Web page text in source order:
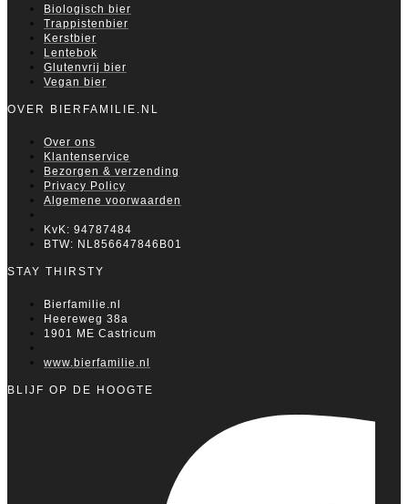
Biologisch bier
Trappistenbier
Kerstbier
Lentebok
Glutenvrij bier
Vegan bier
OVER BIERFAMILIE.NL
Over ons
Klantenservice
Bezorgen & verzending
Privacy Policy
Algemene voorwaarden
KvK: 94787484
BTW: NL856647846B01
STAY THIRSTY
Bierfamilie.nl
Heereweg 38a
1901 ME Castricum
www.bierfamilie.nl
BLIJF OP DE HOOGTE